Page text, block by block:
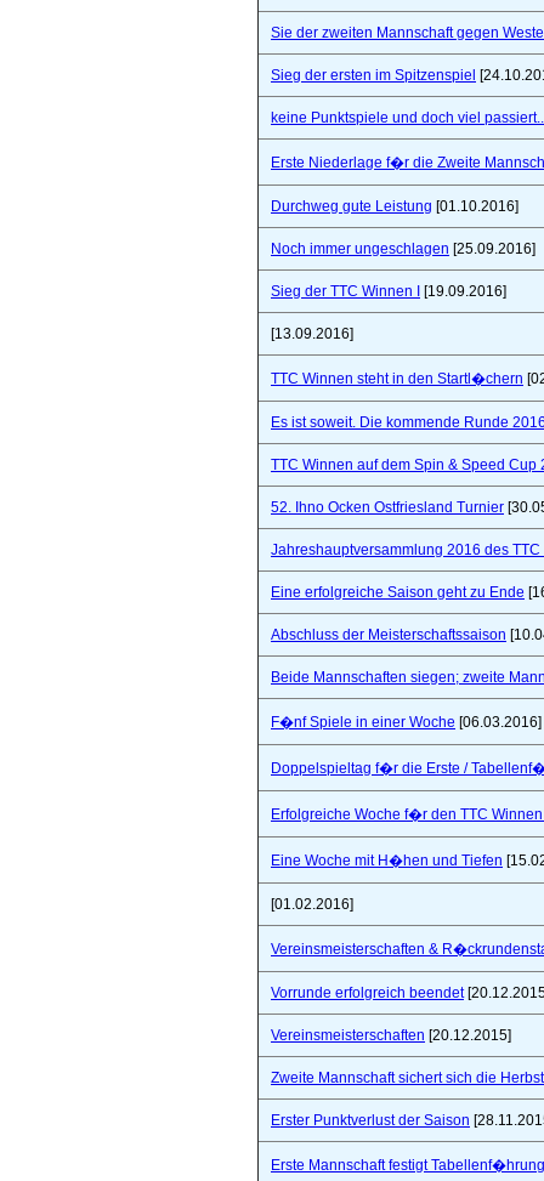
Sie der zweiten Mannschaft gegen
Sieg der ersten im Spitzenspiel
keine Punktspiele und doch viel
Erste Niederlage f�r die Zweite
Durchweg gute Leistung [01.10.2016]
Noch immer ungeschlagen [25.09.2016]
Sieg der TTC Winnen I [19.09.2016]
[13.09.2016]
TTC Winnen steht in den Startl�chern
Es ist soweit. Die kommende Runde
TTC Winnen auf dem Spin & Speed Cup
52. Ihno Ocken Ostfriesland Turnier
Jahreshauptversammlung 2016 des TTC
Eine erfolgreiche Saison geht zu Ende
Abschluss der Meisterschaftssaison
Beide Mannschaften siegen; zweite
F�nf Spiele in einer Woche [06.03.2016]
Doppelspieltag f�r die Erste /
Erfolgreiche Woche f�r den TTC
Eine Woche mit H�hen und Tiefen
[01.02.2016]
Vereinsmeisterschaften &
Vorrunde erfolgreich beendet
Vereinsmeisterschaften [20.12.2015]
Zweite Mannschaft sichert sich die
Erster Punktverlust der Saison
Erste Mannschaft festigt